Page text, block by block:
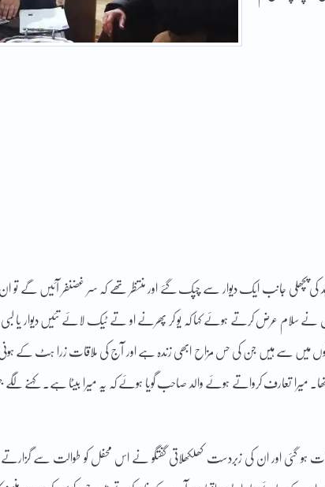
کی پچھلی جانب ایک دیوار سے چپک گئے اور منتظر تھے کہ سر غضنفر آئیں گے
عرض کرتے ہوئے کہا کہ یو کر پھرنے او تے ٹیک لائے تئیں دیوار یا لبی ایسی
میں سے ہیں جن کی حس مزاح ابھی زندہ ہے اور آج کی ملاقات زرا ہٹ کے ہونی
تعارف کرواتے ہوئے والد صاحب گویا ہوئے کہ یہ میرا بیٹا ہے۔ کہنے لگے جنو
ہو گئی اور ان کی زبردست کھلکھلاتی گفتگو نے اس محفل کو طوالت سے گزارتے